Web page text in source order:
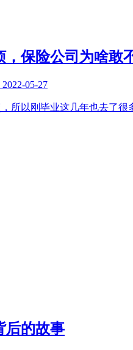
保险公司为啥敢
2022-05-27
所以刚毕业这几年也去了很
后的故事